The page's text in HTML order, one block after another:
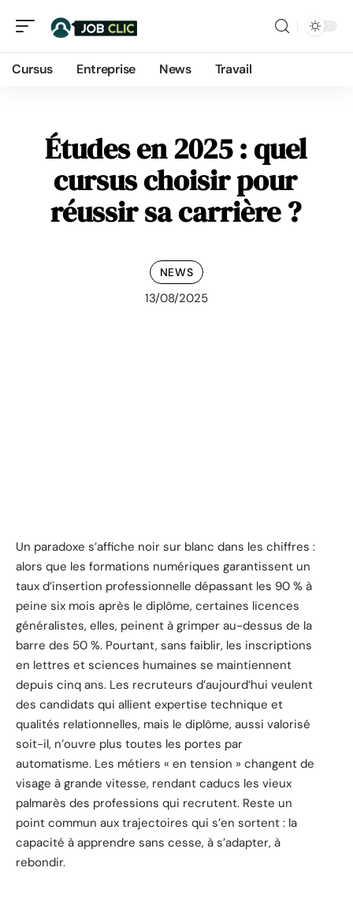
Cursus Entreprise News Travail
Études en 2025 : quel
cursus choisir pour
réussir sa carrière ?
NEWS
13/08/2025
Un paradoxe s’affiche noir sur blanc dans les chiffres :
alors que les formations numériques garantissent un
taux d’insertion professionnelle dépassant les 90 % à
peine six mois après le diplôme, certaines licences
généralistes, elles, peinent à grimper au-dessus de la
barre des 50 %. Pourtant, sans faiblir, les inscriptions
en lettres et sciences humaines se maintiennent
depuis cinq ans. Les recruteurs d’aujourd’hui veulent
des candidats qui allient expertise technique et
qualités relationnelles, mais le diplôme, aussi valorisé
soit-il, n’ouvre plus toutes les portes par
automatisme. Les métiers « en tension » changent de
visage à grande vitesse, rendant caducs les vieux
palmarès des professions qui recrutent. Reste un
point commun aux trajectoires qui s’en sortent : la
capacité à apprendre sans cesse, à s’adapter, à
rebondir.